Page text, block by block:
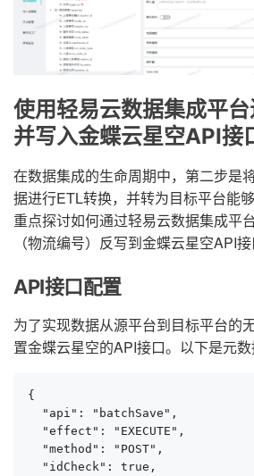
使用轻易云数据集成平
并写入金蝶云星空API接
在数据集成的生命周期中，第二步是
据进行ETL转换，并转为目标平台能
重点探讨如何通过轻易云数据集成平
（物流编号）反写到金蝶云星空API接
API接口配置
为了实现数据从源平台到目标平台的
置金蝶云星空的API接口。以下是元数
{
  "api": "batchSave",
  "effect": "EXECUTE",
  "method": "POST",
  "idCheck": true,